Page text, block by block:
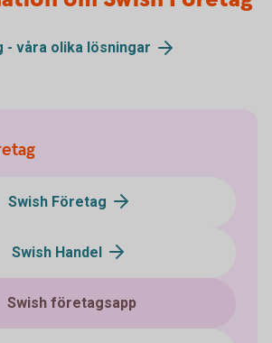
våra olika lösningar
Swish Företag
Swish Handel
Swish företagsapp